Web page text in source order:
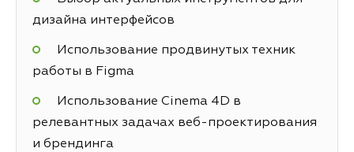
дизайна интерфейсов
Использование продвинутых техник
работы в Figma
Использование Cinema 4D в
релевантных задачах веб-проектирования
и брендинга